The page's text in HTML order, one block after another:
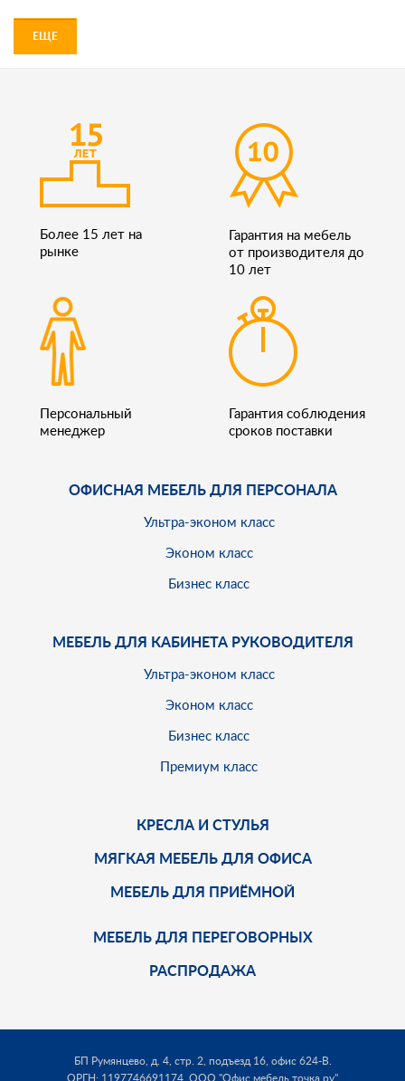
ЕЩЕ
Более 15 лет на
рынке
Гарантия на мебель
от производителя до
10 лет
Персональный
менеджер
Гарантия соблюдения
сроков поставки
ОФИСНАЯ МЕБЕЛЬ ДЛЯ ПЕРСОНАЛА
Ультра-эконом класс
Эконом класс
Бизнес класс
МЕБЕЛЬ ДЛЯ КАБИНЕТА РУКОВОДИТЕЛЯ
Ультра-эконом класс
Эконом класс
Бизнес класс
Премиум класс
КРЕСЛА И СТУЛЬЯ
МЯГКАЯ МЕБЕЛЬ ДЛЯ ОФИСА
МЕБЕЛЬ ДЛЯ ПРИЁМНОЙ
МЕБЕЛЬ ДЛЯ ПЕРЕГОВОРНЫХ
РАСПРОДАЖА
БП Румянцево, д. 4, стр. 2, подъезд 16, офис 624-В.